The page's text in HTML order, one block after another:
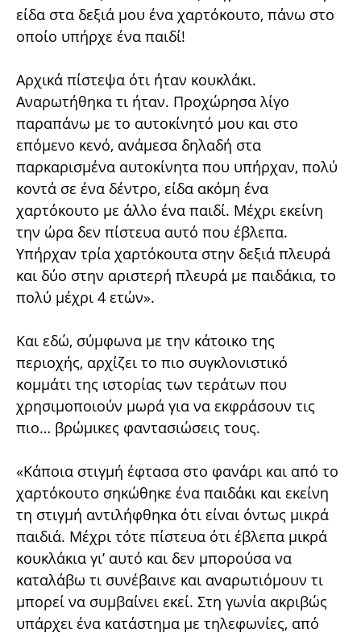
είδα στα δεξιά μου ένα χαρτόκουτο, πάνω στο
οποίο υπήρχε ένα παιδί!
Αρχικά πίστεψα ότι ήταν κουκλάκι.
Αναρωτήθηκα τι ήταν. Προχώρησα λίγο
παραπάνω με το αυτοκίνητό μου και στο
επόμενο κενό, ανάμεσα δηλαδή στα
παρκαρισμένα αυτοκίνητα που υπήρχαν, πολύ
κοντά σε ένα δέντρο, είδα ακόμη ένα
χαρτόκουτο με άλλο ένα παιδί. Μέχρι εκείνη
την ώρα δεν πίστευα αυτό που έβλεπα.
Υπήρχαν τρία χαρτόκουτα στην δεξιά πλευρά
και δύο στην αριστερή πλευρά με παιδάκια, το
πολύ μέχρι 4 ετών».
Και εδώ, σύμφωνα με την κάτοικο της
περιοχής, αρχίζει το πιο συγκλονιστικό
κομμάτι της ιστορίας των τεράτων που
χρησιμοποιούν μωρά για να εκφράσουν τις
πιο… βρώμικες φαντασιώσεις τους.
«Κάποια στιγμή έφτασα στο φανάρι και από το
χαρτόκουτο σηκώθηκε ένα παιδάκι και εκείνη
τη στιγμή αντιλήφθηκα ότι είναι όντως μικρά
παιδιά. Μέχρι τότε πίστευα ότι έβλεπα μικρά
κουκλάκια γι’ αυτό και δεν μπορούσα να
καταλάβω τι συνέβαινε και αναρωτιόμουν τι
μπορεί να συμβαίνει εκεί. Στη γωνία ακριβώς
υπάρχει ένα κατάστημα με τηλεφωνίες, από